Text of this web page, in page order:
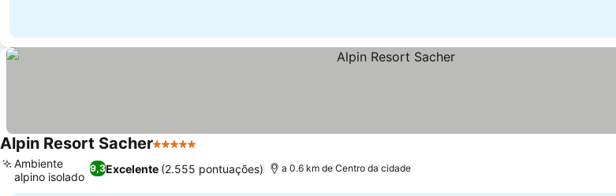
Alpin Resort Sacher5 Estrelas
9,3Excelente (2.555 pontuações)
Ambiente
alpino isolado
a 0.6 km de Centro da cidade